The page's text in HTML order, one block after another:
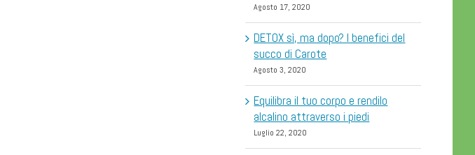
Agosto 17, 2020
DETOX sì, ma dopo? I benefici del
succo di Carote
Agosto 3, 2020
Equilibra il tuo corpo e rendilo
alcalino attraverso i piedi
Luglio 22, 2020